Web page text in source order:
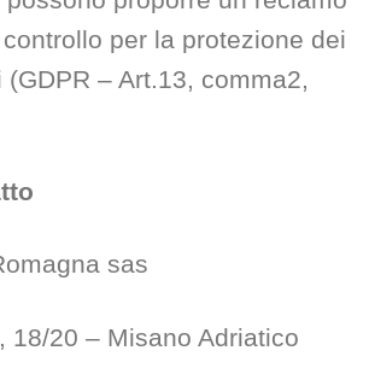
controllo per la protezione dei
– Art.13, comma2,
sas
18/20 – Misano Adriatico